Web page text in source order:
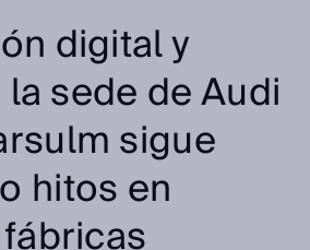
digital y
sede de Audi
sigue
hitos en